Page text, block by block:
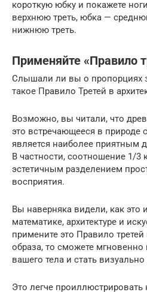
короткую юбку и покажете
верхнюю треть, юбка —
нижнюю треть.
Применяйте «Правило
Слышали ли вы о пропорциях
такое Правило Третей в
Возможно, вы читали, что
это встречающееся в природе
является наиболее приятным
В частности, соотношение 1/3
эстетичным разделением
восприятия.
Вы наверняка видели, как это
математике, архитектуре и
примените это Правило
образа, то сможете
вашего тела и стать
Это легче